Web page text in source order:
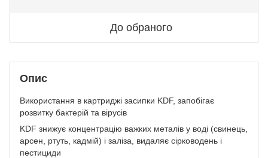
До обраного
Опис
Використання в картриджі засипки KDF, запобігає
розвитку бактерій та вірусів
KDF знижує концентрацію важких металів у воді (свинець,
арсен, ртуть, кадмій) і заліза, видаляє сірководень і
пестициди